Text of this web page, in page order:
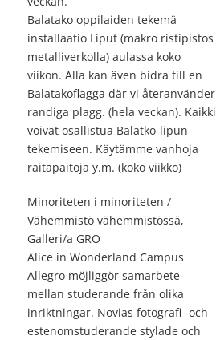
Balatako oppilaiden tekemä
installaatio Liput (makro ristipistos
metalliverkolla) aulassa koko
viikon. Alla kan även bidra till en
Balatakoflagga där vi återanvänder
randiga plagg. (hela veckan). Kaikki
voivat osallistua Balatko-lipun
tekemiseen. Käytämme vanhoja
raitapaitoja y.m. (koko viikko)
Minoriteten i minoriteten /
Vähemmistö vähemmistössä,
Galleri/a GRO
Alice in Wonderland Campus
Allegro möjliggör samarbete
mellan studerande från olika
inriktningar. Novias fotografi- och
estenomstuderande stylade och